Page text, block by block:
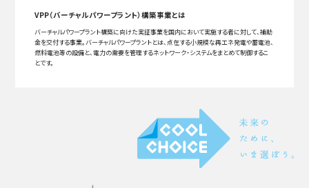
VPP（バーチャルパワープラント）構築事業とは
バーチャルパワープラント構築に向けた実証事業を国内において実施する者に対して、補助
金を交付する事業。バーチャルパワープラントとは、点在する小規模な再エネ発電や蓄電池、
燃料電池等の設備と、電力の需要を管理するネットワーク・システムをまとめて制御するこ
とです。